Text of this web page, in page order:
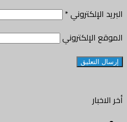
البريد الإلكتروني*
الموقع الإلكتروني
أخر الاخبار